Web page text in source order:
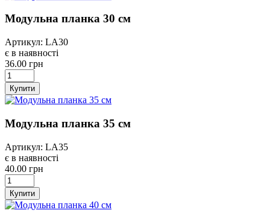
Модульна планка 30 см
Артикул: LA30
є в наявності
36.00 грн
Купити
Модульна планка 35 см
Артикул: LA35
є в наявності
40.00 грн
Купити